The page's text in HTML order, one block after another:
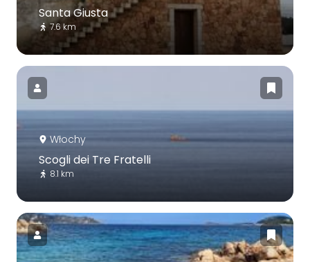
Santa Giusta
7.6 km
Włochy
Scogli dei Tre Fratelli
8.1 km